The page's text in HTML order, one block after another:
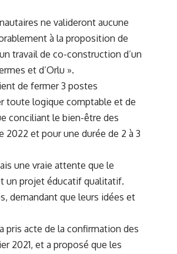
ne valideront aucune
à la proposition de
travail de co-construction d’un
et d’Orlu ».
de fermer 3 postes
toute logique comptable et de
conciliant le bien-être des
2022 et pour une durée de 2 à 3
une vraie attente que le
un projet éducatif qualitatif.
demandant que leurs idées et
pris acte de la confirmation des
2021, et a proposé que les